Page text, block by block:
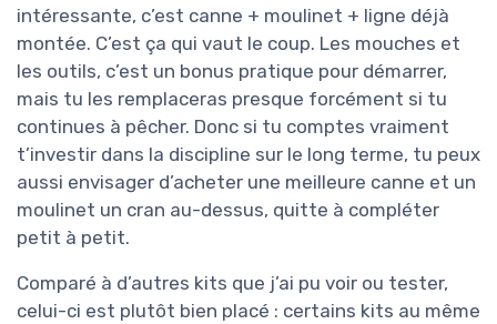
intéressante, c’est canne + moulinet + ligne déjà
montée. C’est ça qui vaut le coup. Les mouches et
les outils, c’est un bonus pratique pour démarrer,
mais tu les remplaceras presque forcément si tu
continues à pêcher. Donc si tu comptes vraiment
t’investir dans la discipline sur le long terme, tu peux
aussi envisager d’acheter une meilleure canne et un
moulinet un cran au-dessus, quitte à compléter
petit à petit.
Comparé à d’autres kits que j’ai pu voir ou tester,
celui-ci est plutôt bien placé : certains kits au même